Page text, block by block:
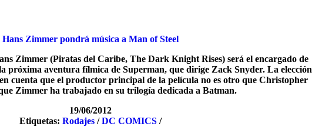
Hans Zimmer pondrá música a Man of Steel
Zimmer (Piratas del Caribe, The Dark Knight Rises) será el encargado de
próxima aventura fílmica de Superman, que dirige Zack Snyder. La elección
cuenta que el productor principal de la película no es otro que Christopher
Zimmer ha trabajado en su trilogía dedicada a Batman.
19/06/2012
Etiquetas: Rodajes /DC COMICS /